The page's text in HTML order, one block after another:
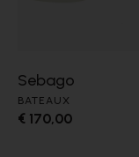
Sebago
BATEAUX
€ 170,00